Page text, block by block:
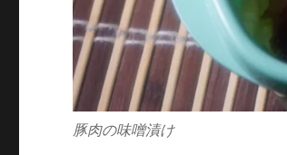
豚肉の味噌漬け